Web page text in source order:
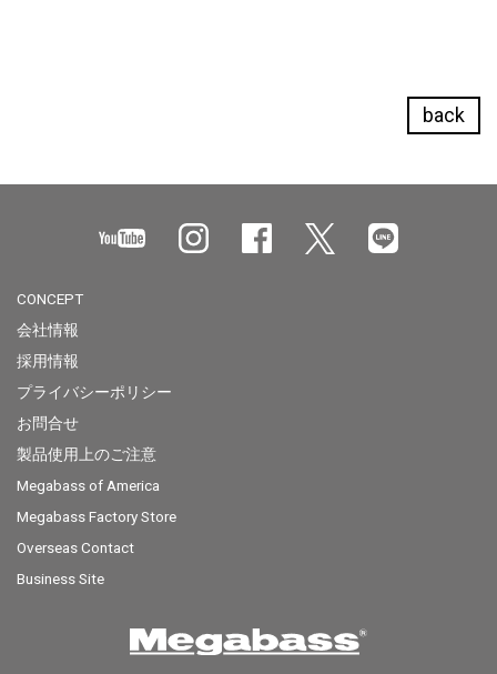
back
CONCEPT
会社情報
採用情報
プライバシーポリシー
お問合せ
製品使用上のご注意
Megabass of America
Megabass Factory Store
Overseas Contact
Business Site